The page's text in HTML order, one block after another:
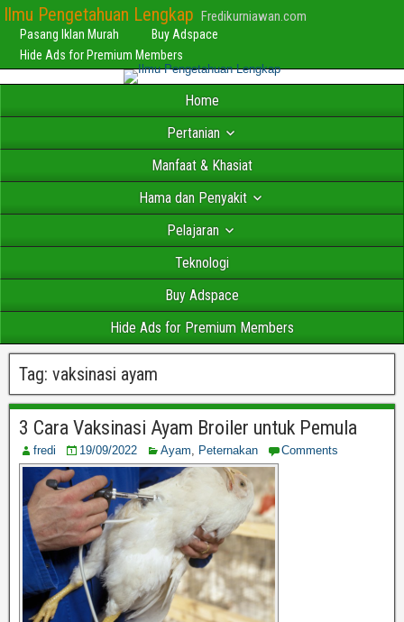
Ilmu Pengetahuan Lengkap Fredikurniawan.com
Pasang Iklan Murah
Buy Adspace
Hide Ads for Premium Members
Home
Pertanian
Manfaat & Khasiat
Hama dan Penyakit
Pelajaran
Teknologi
Buy Adspace
Hide Ads for Premium Members
Tag: vaksinasi ayam
3 Cara Vaksinasi Ayam Broiler untuk Pemula
fredi 19/09/2022 Ayam, Peternakan Comments